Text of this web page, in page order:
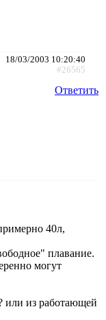
18/03/2003 10:20:40
#26565
Ответить
40л,
плавание.
могут
или из работающей